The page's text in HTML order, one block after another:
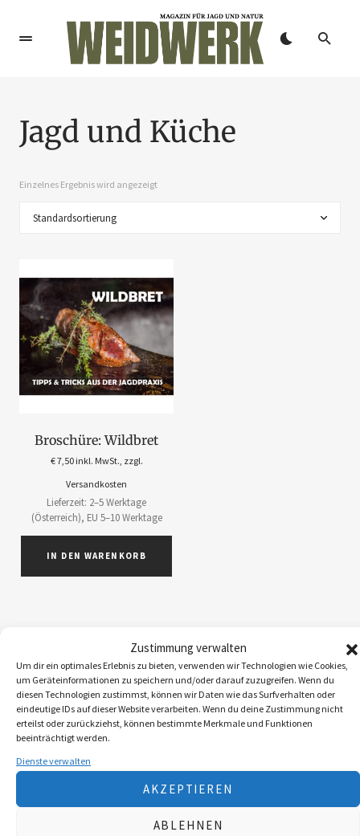
Zustimmung verwalten
Um dir ein optimales Erlebnis zu bieten, verwenden wir Technologien wie Cookies,
um Geräteinformationen zu speichern und/oder darauf zuzugreifen. Wenn du
diesen Technologien zustimmst, können wir Daten wie das Surfverhalten oder
eindeutige IDs auf dieser Website verarbeiten. Wenn du deine Zustimmung nicht
erteilst oder zurückziehst, können bestimmte Merkmale und Funktionen
beeinträchtigt werden.
Dienste verwalten
AKZEPTIEREN
ABLEHNEN
Jagd und Küche
Einzelnes Ergebnis wird angezeigt
Broschüre: Wildbret
€7,50 inkl. MwSt., zzgl.
Versandkosten
Lieferzeit: 2–5 Werktage
(Österreich), EU 5–10 Werktage
IN DEN WARENKORB
ABOS
1
ACCESSOIRES
5
BEKLEIDUNG
10
BROSCHÜREN
SCHILDER NÖ-JAGDVERBAND
6